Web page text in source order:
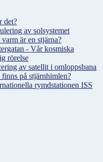
det?
av solsystemet
är en stjärna?
- Vår kosmiska
rörelse
av satellit i omloppsbana
på stjärnhimlen?
rymdstationen ISS